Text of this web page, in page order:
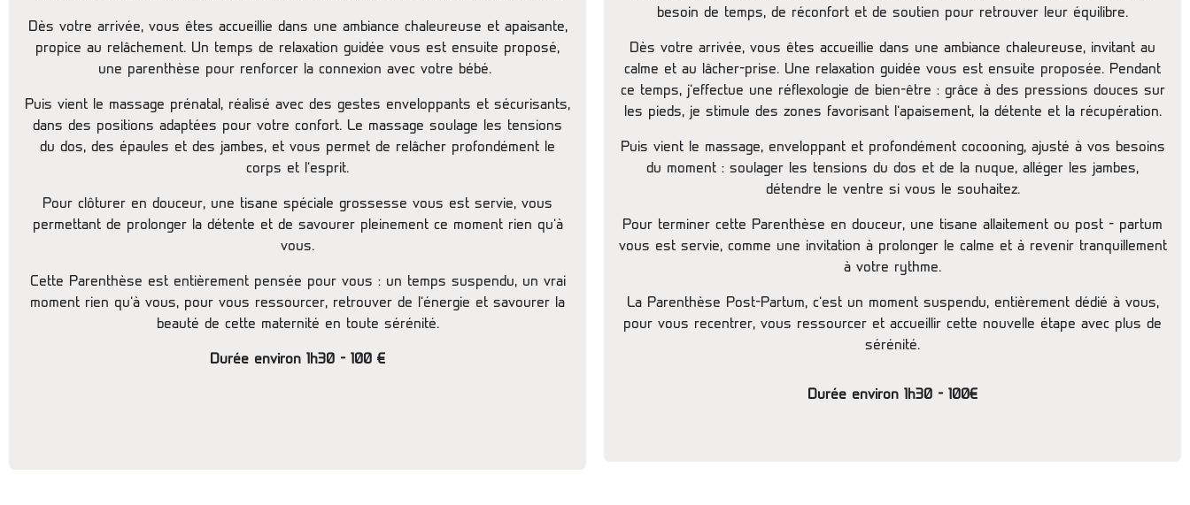
besoin de temps, de réconfort et de soutien pour retrouver leur équilibre.
Dès votre arrivée, vous êtes accueillie dans une ambiance chaleureuse, invitant au
calme et au lâcher-prise. Une relaxation guidée vous est ensuite proposée. Pendant
ce temps, j’effectue une réflexologie de bien-être : grâce à des pressions douces sur
les pieds, je stimule des zones favorisant l’apaisement, la détente et la récupération.
Puis vient le massage, enveloppant et profondément cocooning, ajusté à vos besoins
du moment : soulager les tensions du dos et de la nuque, alléger les jambes,
détendre le ventre si vous le souhaitez.
Pour terminer cette Parenthèse en douceur, une tisane allaitement ou post - partum
vous est servie, comme une invitation à prolonger le calme et à revenir tranquillement
à votre rythme.
La Parenthèse Post-Partum, c’est un moment suspendu, entièrement dédié à vous,
pour vous recentrer, vous ressourcer et accueillir cette nouvelle étape avec plus de
sérénité.
Durée environ 1h30 - 100€
Dès votre arrivée, vous êtes accueillie dans une ambiance chaleureuse et apaisante,
propice au relâchement. Un temps de relaxation guidée vous est ensuite proposé,
une parenthèse pour renforcer la connexion avec votre bébé.
Puis vient le massage prénatal, réalisé avec des gestes enveloppants et sécurisants,
dans des positions adaptées pour votre confort. Le massage soulage les tensions
du dos, des épaules et des jambes, et vous permet de relâcher profondément le
corps et l’esprit.
Pour clôturer en douceur, une tisane spéciale grossesse vous est servie, vous
permettant de prolonger la détente et de savourer pleinement ce moment rien qu’à
vous.
Cette Parenthèse est entièrement pensée pour vous : un temps suspendu, un vrai
moment rien qu’à vous, pour vous ressourcer, retrouver de l’énergie et savourer la
beauté de cette maternité en toute sérénité.
Durée environ 1h30 - 100 €